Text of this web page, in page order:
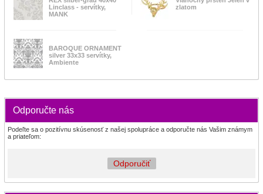
Linclass - servítky,
MANK
zlatom
BAROQUE ORNAMENT
silver 33x33 servítky,
Ambiente
Odporučte nás
Podeľte sa o pozitívnu skúsenosť z našej spolupráce a odporučte nás Vašim známym
a priateľom:
Odporučiť